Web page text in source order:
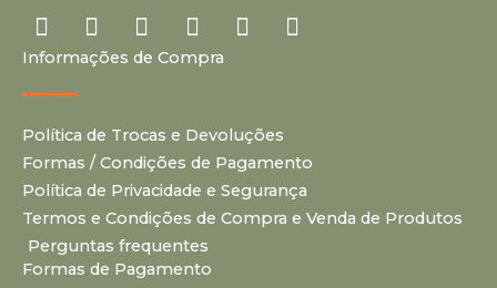
I
n
s
t
g
r
a
m
Y
o
u
b
e
P
i
n
r
e
s
t
F
a
c
o
o
k
T
i
k
T
u
Informações de Compra
Política de Trocas e Devoluções
Formas / Condições de Pagamento
Política de Privacidade e Segurança
Termos e Condições de Compra e Venda de Produtos
Perguntas frequentes
Formas de Pagamento